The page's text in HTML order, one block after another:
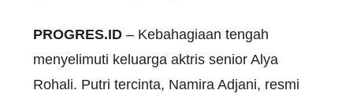
PROGRES.ID – Kebahagiaan tengah
menyelimuti keluarga aktris senior Alya
Rohali. Putri tercinta, Namira Adjani, resmi